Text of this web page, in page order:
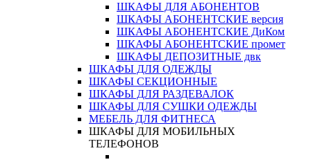
ШКАФЫ ДЛЯ АБОНЕНТОВ
ШКАФЫ АБОНЕНТСКИЕ версия
ШКАФЫ АБОНЕНТСКИЕ ДиКом
ШКАФЫ АБОНЕНТСКИЕ промет
ШКАФЫ ДЕПОЗИТНЫЕ двк
ШКАФЫ ДЛЯ ОДЕЖДЫ
ШКАФЫ СЕКЦИОННЫЕ
ШКАФЫ ДЛЯ РАЗДЕВАЛОК
ШКАФЫ ДЛЯ СУШКИ ОДЕЖДЫ
МЕБЕЛЬ ДЛЯ ФИТНЕСА
ШКАФЫ ДЛЯ МОБИЛЬНЫХ
ТЕЛЕФОНОВ